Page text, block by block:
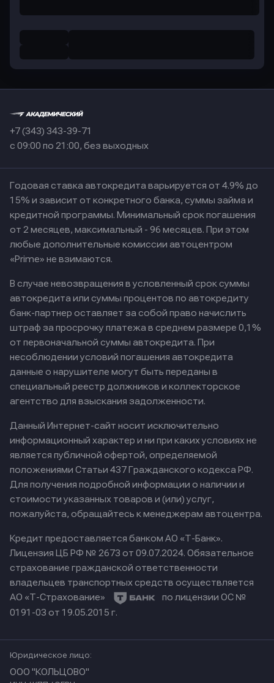
+7 (343) 343-39-71
с 09:00 по 21:00, без выходных
Годовая ставка автокредита варьируется от 4.9% до
15% и зависит от конкретного банка, суммы займа и
кредитной программы. Минимальный срок погашения
от 2 месяцев, максимальный - 96 месяцев. При этом
любые дополнительные комиссии автоцентром
«Prime» не взимаются.
В случае невозвращения в условленный срок суммы
автокредита или суммы процентов по автокредиту
банк-партнер оставляет за собой право начислить
штраф за просрочку платежа в среднем размере 0,1%
от первоначальной суммы автокредита. При
несоблюдении условий погашения автокредита
данные о нарушителе могут быть переданы в
специальный реестр должников и коллекторское
агентство для взыскания задолженности.
Данный Интернет-сайт носит исключительно
информационный характер и ни при каких условиях не
является публичной офертой, определяемой
положениями Статьи 437 Гражданского кодекса РФ.
Для получения подробной информации о наличии и
стоимости указанных товаров и (или) услуг,
пожалуйста, обращайтесь к менеджерам автоцентра.
Кредит предоставляется банком АО «Т-Банк».
Лицензия ЦБ РФ № 2673 от 09.07.2024. Обязательное
страхование гражданской ответственности
владельцев транспортных средств осуществляется
АО «Т-Страхование»
по лицензии ОС №
0191-03 от 19.05.2015 г.
Юридическое лицо:
ООО "КОЛЬЦОВО"